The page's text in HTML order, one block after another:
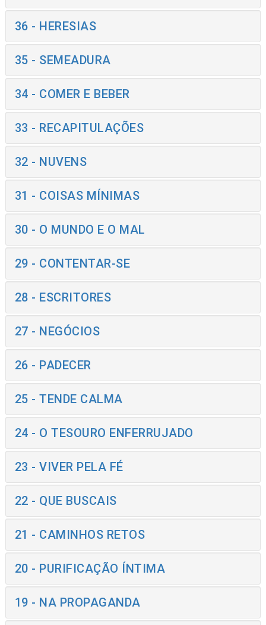
36 - HERESIAS
35 - SEMEADURA
34 - COMER E BEBER
33 - RECAPITULAÇÕES
32 - NUVENS
31 - COISAS MÍNIMAS
30 - O MUNDO E O MAL
29 - CONTENTAR-SE
28 - ESCRITORES
27 - NEGÓCIOS
26 - PADECER
25 - TENDE CALMA
24 - O TESOURO ENFERRUJADO
23 - VIVER PELA FÉ
22 - QUE BUSCAIS
21 - CAMINHOS RETOS
20 - PURIFICAÇÃO ÍNTIMA
19 - NA PROPAGANDA